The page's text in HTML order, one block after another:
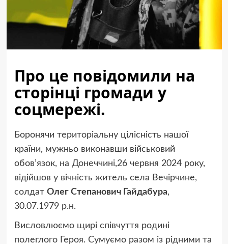
Про це повідомили на
сторінці громади у
соцмережі.
Боронячи територіальну цілісність нашої
країни, мужньо виконавши військовий
обов’язок, на Донеччині,26 червня 2024 року,
відійшов у вічність житель села Вечірчине,
солдат Олег Степанович Гайдабура,
30.07.1979 р.н.
Висловлюємо щирі співчуття родині
полеглого Героя. Сумуємо разом із рідними та